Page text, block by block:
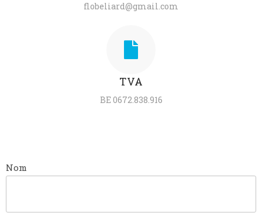
flobeliard@gmail.com
TVA
BE 0672.838.916
Nom